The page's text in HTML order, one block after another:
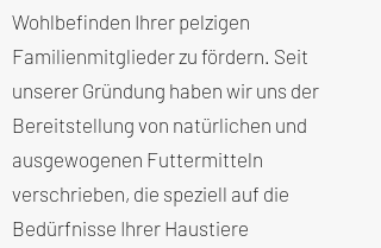
Wohlbefinden Ihrer pelzigen
Familienmitglieder zu fördern. Seit
unserer Gründung haben wir uns der
Bereitstellung von natürlichen und
ausgewogenen Futtermitteln
verschrieben, die speziell auf die
Bedürfnisse Ihrer Haustiere